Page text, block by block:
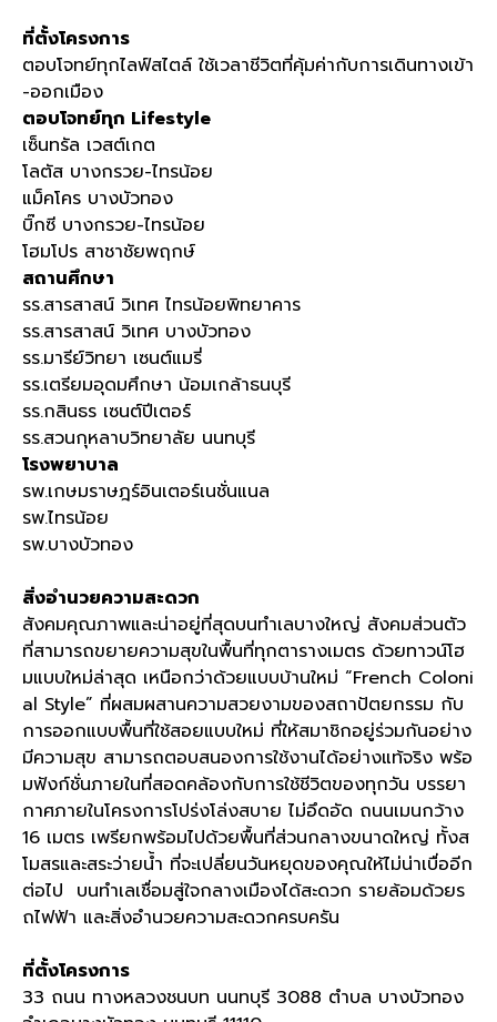
ที่ตั้งโครงการ
ตอบโจทย์ทุกไลฟ์สไตล์ ใช้เวลาชีวิตที่คุ้มค่ากับการเดินทางเข้า
-ออกเมือง
ตอบโจทย์ทุก Lifestyle
เซ็นทรัล เวสต์เกต
โลตัส บางกรวย-ไทรน้อย
แม็คโคร บางบัวทอง
บิ๊กซี บางกรวย-ไทรน้อย
โฮมโปร สาชาชัยพฤกษ์
สถานศึกษา
รร.สารสาสน์ วิเทศ ไทรน้อยพิทยาคาร
รร.สารสาสน์ วิเทศ บางบัวทอง
รร.มารีย์วิทยา เซนต์แมรี่
รร.เตรียมอุดมศึกษา น้อมเกล้าธนบุรี
รร.กสินธร เซนต์ปีเตอร์
รร.สวนกุหลาบวิทยาลัย นนทบุรี
โรงพยาบาล
รพ.เกษมราษฎร์อินเตอร์เนชั่นแนล
รพ.ไทรน้อย
รพ.บางบัวทอง
สิ่งอำนวยความสะดวก
สังคมคุณภาพและน่าอยู่ที่สุดบนทำเลบางใหญ่ สังคมส่วนตัว
ที่สามารถขยายความสุขในพื้นที่ทุกตารางเมตร ด้วยทาวน์โฮ
มแบบใหม่ล่าสุด เหนือกว่าด้วยแบบบ้านใหม่ “French Coloni
al Style” ที่ผสมผสานความสวยงามของสถาปัตยกรรม กับ
การออกแบบพื้นที่ใช้สอยแบบใหม่ ที่ให้สมาชิกอยู่ร่วมกันอย่าง
มีความสุข สามารถตอบสนองการใช้งานได้อย่างแท้จริง พร้อ
มฟังก์ชั่นภายในที่สอดคล้องกับการใช้ชีวิตของทุกวัน บรรยา
กาศภายในโครงการโปร่งโล่งสบาย ไม่อึดอัด ถนนเมนกว้าง
16 เมตร เพรียกพร้อมไปด้วยพื้นที่ส่วนกลางขนาดใหญ่ ทั้งส
โมสรและสระว่ายน้ำ ที่จะเปลี่ยนวันหยุดของคุณให้ไม่น่าเบื่ออีก
ต่อไป บนทำเลเชื่อมสู่ใจกลางเมืองได้สะดวก รายล้อมด้วยร
ถไฟฟ้า และสิ่งอำนวยความสะดวกครบครัน
ที่ตั้งโครงการ
33 ถนน ทางหลวงชนบท นนทบุรี 3088 ตำบล บางบัวทอง